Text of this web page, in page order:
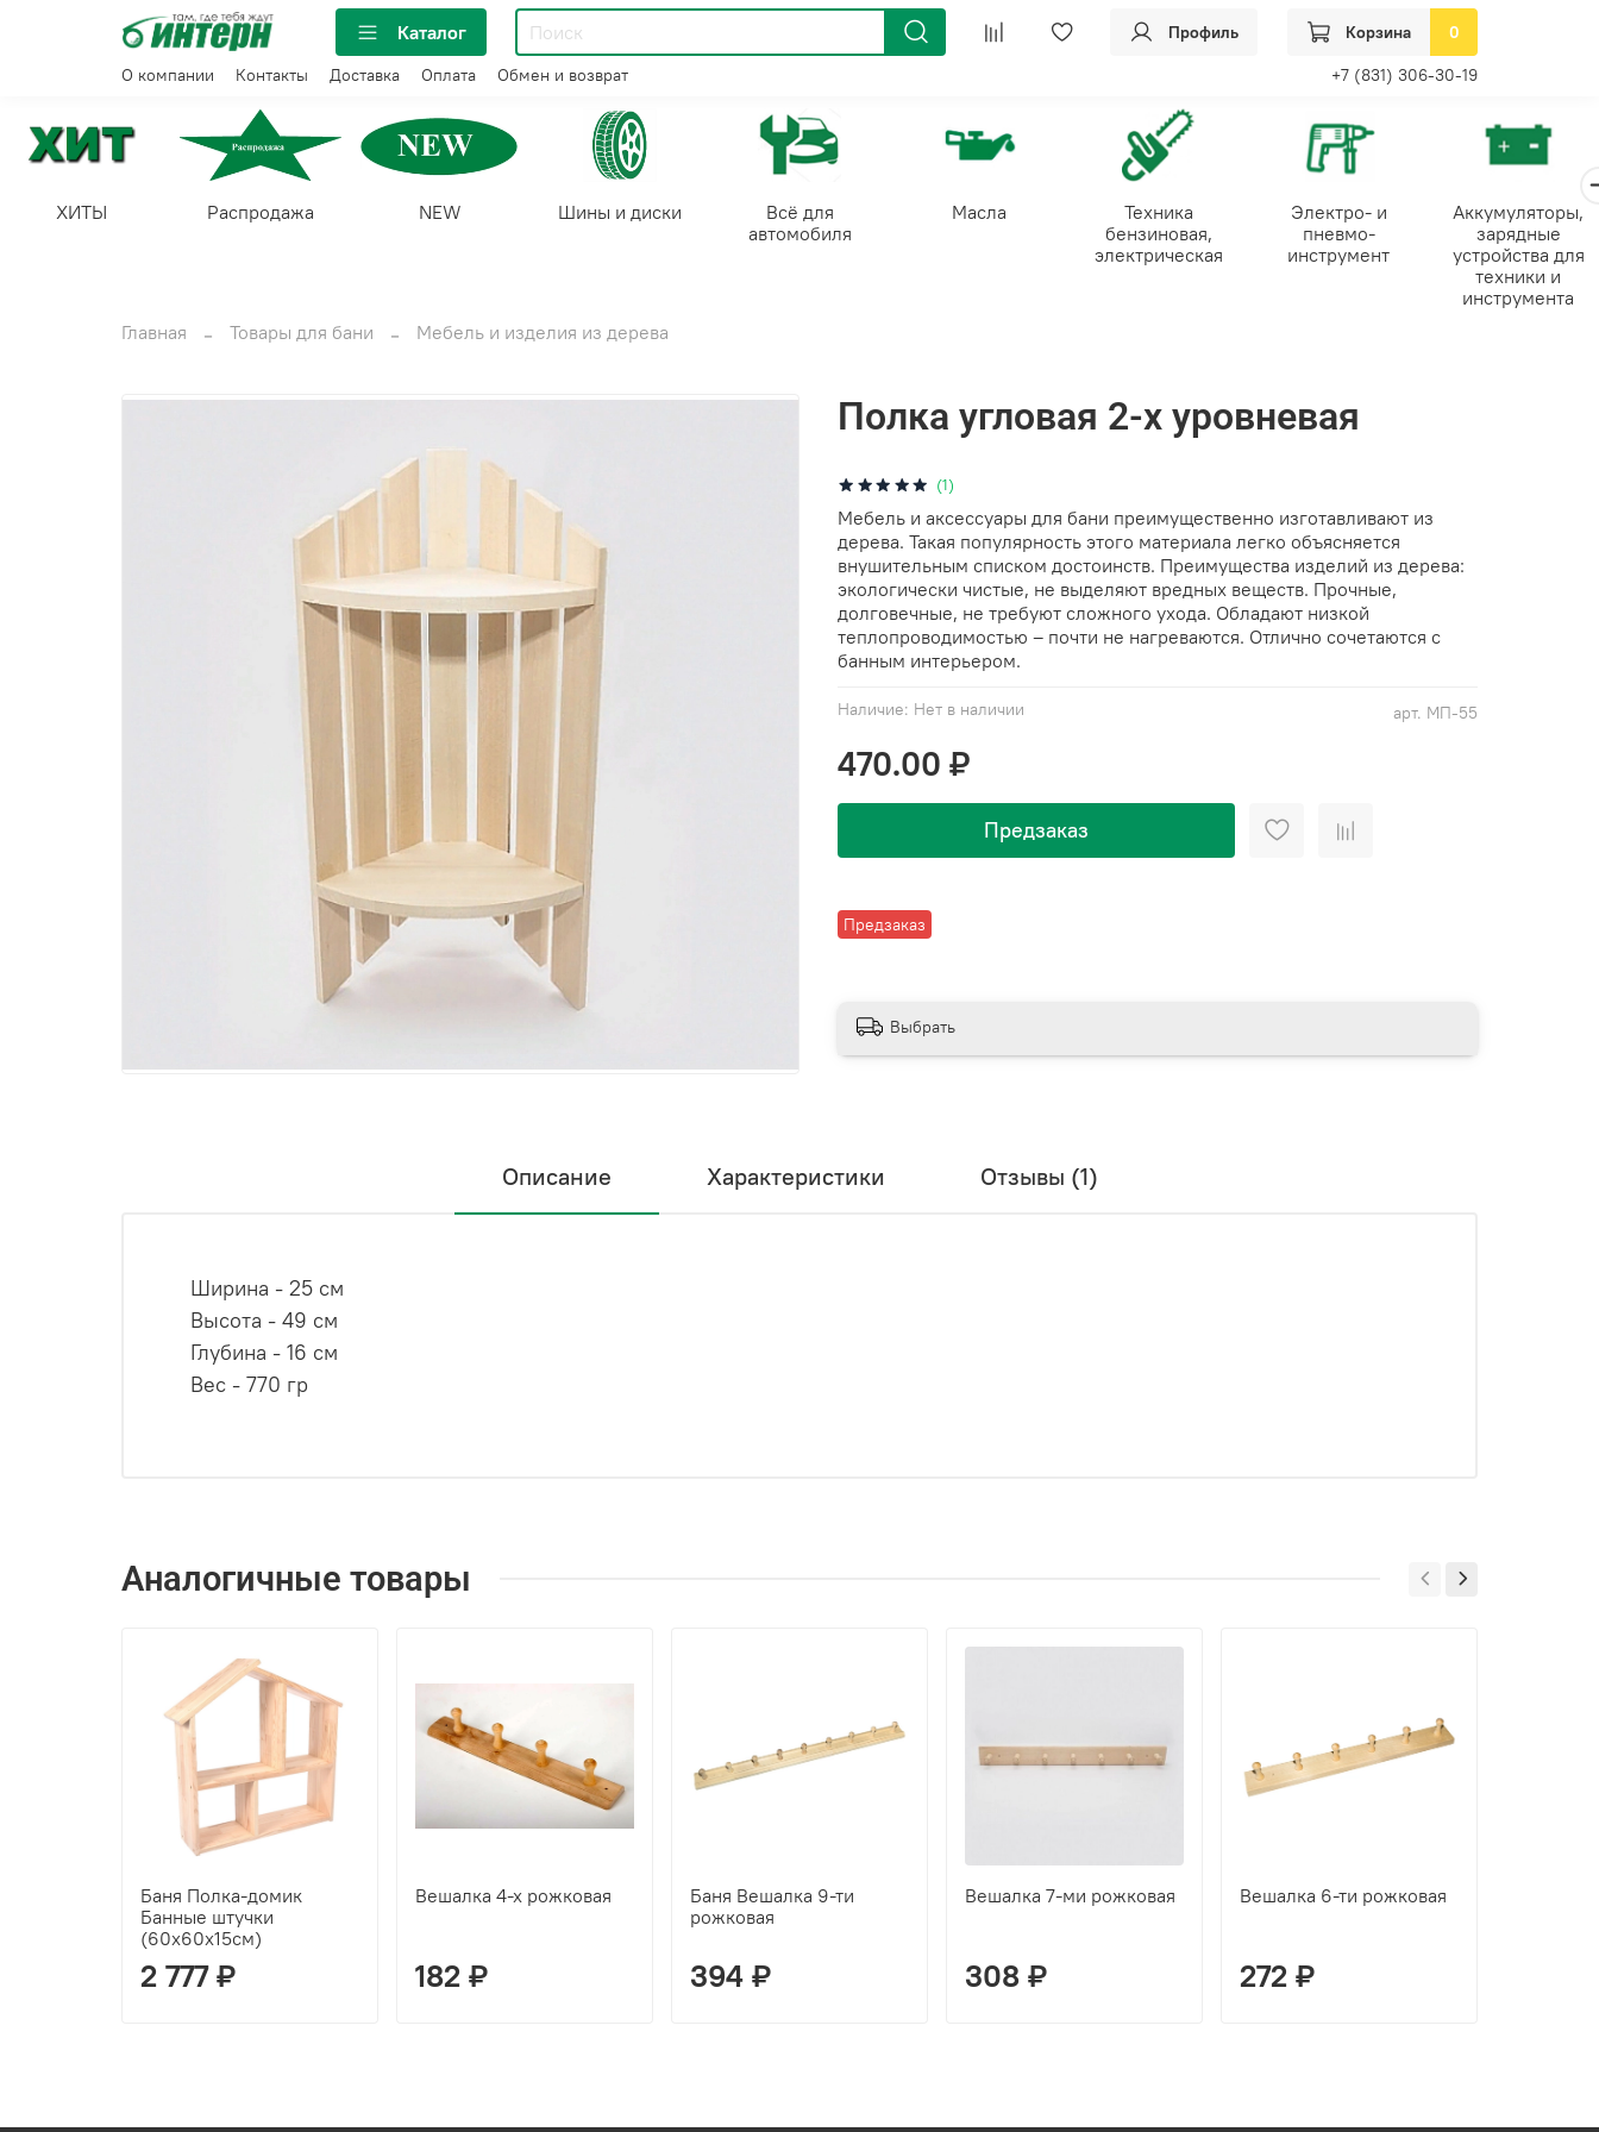
Каталог Профиль Корзина 0
О компании Контакты Доставка Оплата Обмен и возврат +7 (831) 306-30-19
ХИТЫ Распродажа NEW Шины и диски
Всё для
автомобиля
Масла
Техника
бензиновая,
электрическая
Электро- и
пневмо-
инструмент
Аккумуляторы,
зарядные
устройства для
техники и
инструмента
Главная
Товары для бани Мебель и изделия из дерева
(1)
арт. МП-55
Наличие: Нет в наличии
Предзаказ
Полка угловая 2-х уровневая
470.00 ₽
Предзаказ
Мебель и аксессуары для бани преимущественно изготавливают из
дерева. Такая популярность этого материала легко объясняется
внушительным списком достоинств. Преимущества изделий из дерева:
экологически чистые, не выделяют вредных веществ. Прочные,
долговечные, не требуют сложного ухода. Обладают низкой
теплопроводимостью – почти не нагреваются. Отлично сочетаются с
банным интерьером.
Выбрать
Описание Характеристики Отзывы (1)
Ширина - 25 см
Высота - 49 см
Глубина - 16 см
Вес - 770 гр
Аналогичные товары
Баня Полка-домик
Банные штучки
(60х60х15см)
2 777 ₽
Вешалка 4-х рожковая
182 ₽
Баня Вешалка 9-ти
рожковая
394 ₽
Вешалка 7-ми рожковая
308 ₽
Вешалка 6-ти рожковая
272 ₽